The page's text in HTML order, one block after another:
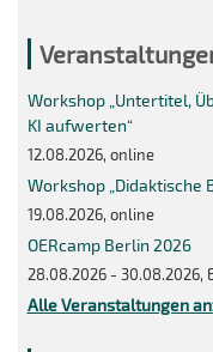
Workshop „Untertitel,
KI aufwerten“
12.08.2026, online
Workshop „Didaktische
19.08.2026, online
OERcamp Berlin 2026
28.08.2026 - 30.08.2026,
Alle Veranstaltungen